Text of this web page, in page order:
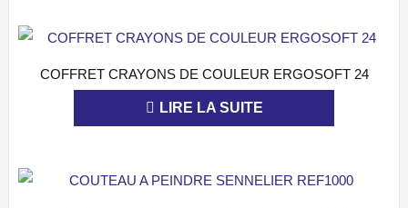
APERÇU
COFFRET CRAYONS DE COULEUR ERGOSOFT 24
LIRE LA SUITE